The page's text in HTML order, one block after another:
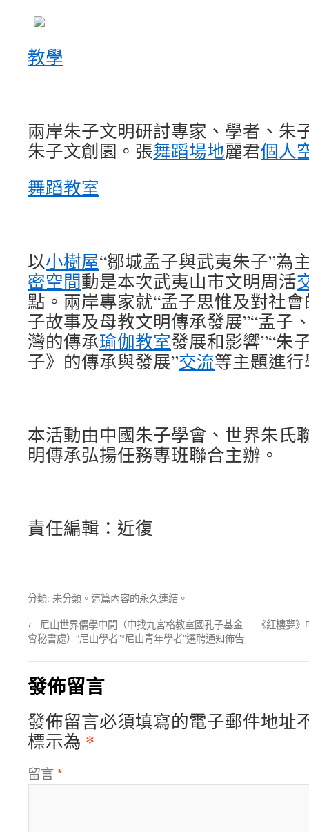
教學
兩岸朱子文明研討專家、學者、朱
朱子文創園。張舞蹈場地麗君個人
舞蹈教室
以小樹屋“鄒城孟子與武夷朱子”為
密空間動是本次武夷山市文明周活
點。兩岸專家就“孟子思惟及對社
子故事及母教文明傳承發展”“孟子
灣的傳承瑜伽教室發展和影響”“朱
子》的傳承與發展”交流等主題進
本活動由中國朱子學會、世界朱氏
明傳承弘揚任務專班聯合主辦。
責任編輯：近復
分類: 未分類。這篇內容的永久連結 。
← 尼山世界儒學中間（中找九宮格教室國孔子基金
會秘書處）“尼山學者”“尼山青年學者”選聘通知佈告
《紅樓夢
發佈留言
發佈留言必須填寫的電子郵件地址
標示為 *
留言 *